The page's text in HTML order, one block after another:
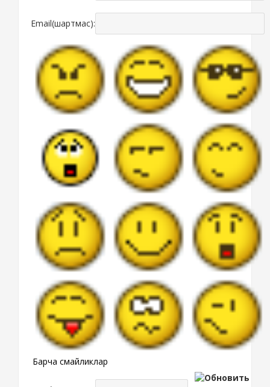
Email(шартмас):
Барча смайликлар